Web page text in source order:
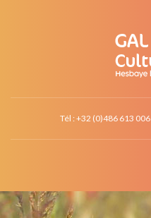
Tél : +32 (0)486 613 006